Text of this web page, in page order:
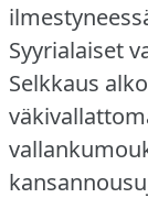
Syyrialaiset
Selkkaus